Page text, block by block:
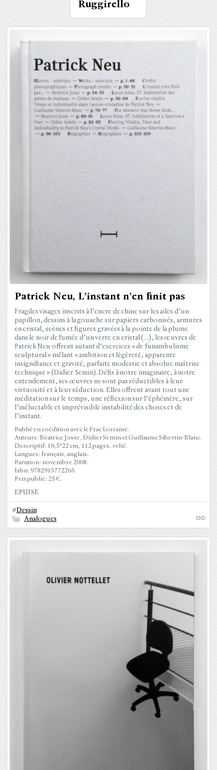
Ruggirello
Patrick Neu, L’instant n’en finit pas
Fragiles visages inscrits à l’encre de chine sur les ailes d’un
papillon, dessins à la gouache sur papiers carbonisés, armures
en cristal, scènes et figures gravées à la pointe de la plume
dans le noir de fumée d’un verre en cristal (…), les œuvres de
Patrick Neu offrent autant d’exercices « de funambulisme
sculptural » mêlant « ambition et légèreté, apparente
insignifiance et gravité, parfaite modestie et absolue maîtrise
technique » (Didier Semin). Défis à notre imaginaire, à notre
entendement, ses œuvres ne sont pas réductibles à leur
virtuosité et à leur séduction. Elles offrent avant tout une
méditation sur le temps, une réflexion sur l’éphémère, sur
l’inéluctable et imprévisible instabilité des choses et de
l’instant.
Publié en coédition avec le Frac Lorraine.
Auteurs : Béatrice Josse, Didier Semin et Guillaume Sibertin-Blanc.
Descriptif : 16,5*22 cm, 112 pages, relié.
Langues : français, anglais.
Parution : novembre 2008.
Isbn : 9782915772265.
Prix public : 25 €.
EPUISE
#Dessin
Analogues